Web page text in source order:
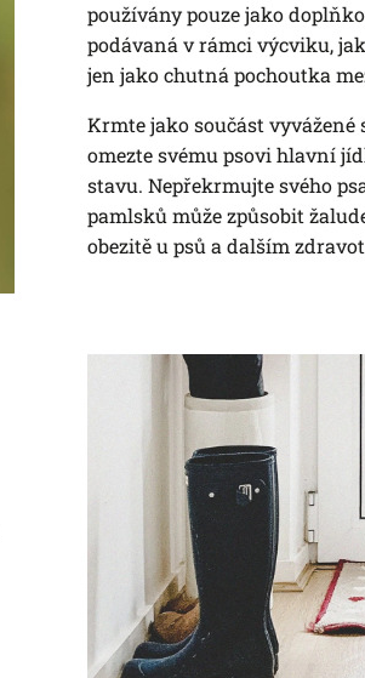
používány pouze jako
podávaná v rámci výcviku,
jen jako chutná pochoutka
Krmte jako součást
omezte svému psovi hlavní
stavu. Nepřekrmujte svého
pamlsků může způsobit
obezitě u psů a dalším